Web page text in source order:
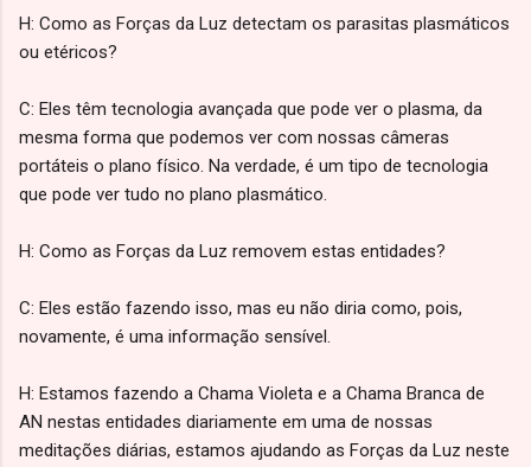
H: Como as Forças da Luz detectam os parasitas plasmáticos
ou etéricos?
C: Eles têm tecnologia avançada que pode ver o plasma, da
mesma forma que podemos ver com nossas câmeras
portáteis o plano físico. Na verdade, é um tipo de tecnologia
que pode ver tudo no plano plasmático.
H: Como as Forças da Luz removem estas entidades?
C: Eles estão fazendo isso, mas eu não diria como, pois,
novamente, é uma informação sensível.
H: Estamos fazendo a Chama Violeta e a Chama Branca de
AN nestas entidades diariamente em uma de nossas
meditações diárias, estamos ajudando as Forças da Luz neste